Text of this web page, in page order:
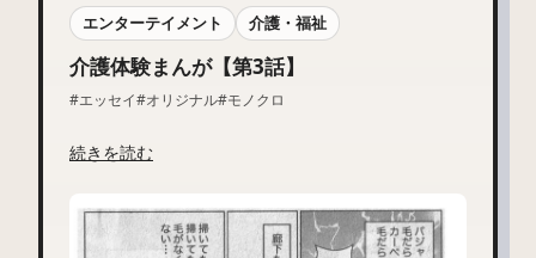
エンターテイメント 介護・福祉
介護体験まんが【第3話】
#エッセイ#オリジナル#モノクロ
続きを読む